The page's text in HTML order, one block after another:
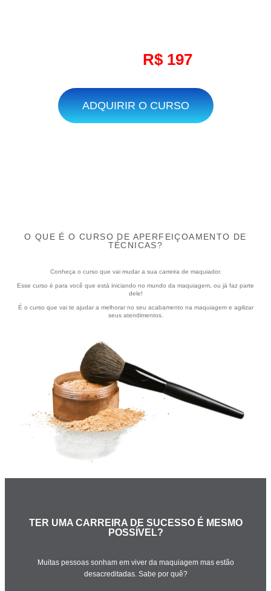
R$ 197
ADQUIRIR O CURSO
O QUE É O CURSO DE APERFEIÇOAMENTO DE
TÉCNICAS?
Conheça o curso que vai mudara sua carreira de maquiador.
Esse curso é para você que está iniciando no mundo da maquiagem, ou já faz parte
dele!
É o curso que vai te ajudar a melhorar no seu acabamento na maquiagem e agilizar
seus atendimentos.
TER UMA CARREIRA DE SUCESSO É MESMO
POSSÍVEL?
Muitas pessoas sonham em viver da maquiagem mas estão
desacreditadas. Sabe por quê?